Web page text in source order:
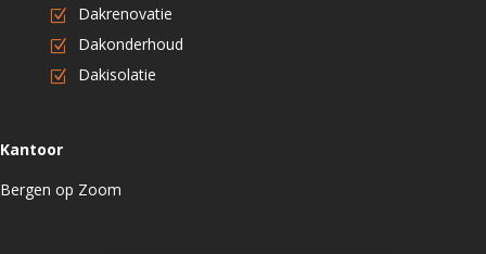
Dakrenovatie
Dakonderhoud
Dakisolatie
Kantoor
Bergen op Zoom